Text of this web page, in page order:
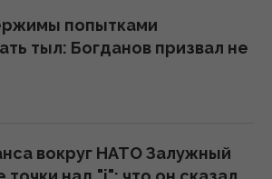
ли семейная упаковка
раскрыли неочевидный
меняет маршруты ряда
попытками
тыл: Богданов призвал не
вокруг НАТО Залужный